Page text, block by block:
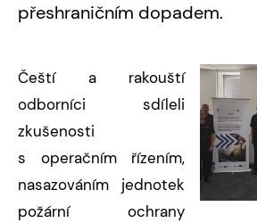
přeshraničním dopadem.
Čeští a rakouští
odborníci sdíleli
zkušenosti
s operačním řízením,
nasazováním jednotek
požární ochrany